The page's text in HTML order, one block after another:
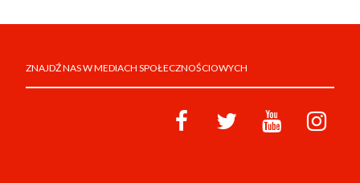
ZNAJDŹ NAS W MEDIACH SPOŁECZNOŚCIOWYCH